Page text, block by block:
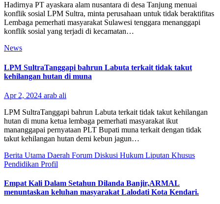
Hadirnya PT ayaskara alam nusantara di desa Tanjung menuai
konflik sosial LPM Sultra, minta perusahaan untuk tidak beraktifitas
Lembaga pemerhati masyarakat Sulawesi tenggara menanggapi
konflik sosial yang terjadi di kecamatan…
News
LPM SultraTanggapi bahrun Labuta terkait tidak takut
kehilangan hutan di muna
Apr 2, 2024 arab ali
LPM SultraTanggapi bahrun Labuta terkait tidak takut kehilangan
hutan di muna ketua lembaga pemerhati masyarakat ikut
mananggapai pernyataan PLT Bupati muna terkait dengan tidak
takut kehilangan hutan demi kebun jagun…
Berita Utama Daerah Forum Diskusi Hukum Liputan Khusus
Pendidikan Profil
Empat Kali Dalam Setahun Dilanda Banjir,ARMAL
menuntaskan keluhan masyarakat Lalodati Kota Kendari.